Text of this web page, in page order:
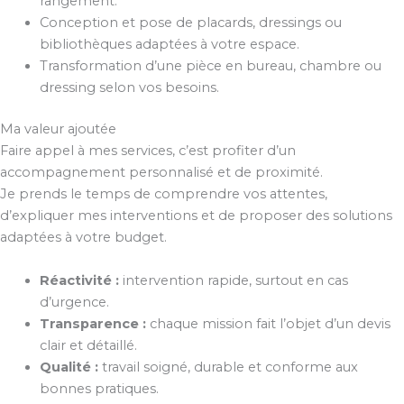
Conception et pose de placards, dressings ou
bibliothèques adaptées à votre espace.
Transformation d’une pièce en bureau, chambre ou
dressing selon vos besoins.
Ma valeur ajoutée
Faire appel à mes services, c’est profiter d’un
accompagnement personnalisé et de proximité.
Je prends le temps de comprendre vos attentes,
d’expliquer mes interventions et de proposer des solutions
adaptées à votre budget.
Réactivité :intervention rapide, surtout en cas
d’urgence.
Transparence :chaque mission fait l’objet d’un devis
clair et détaillé.
Qualité :travail soigné, durable et conforme aux
bonnes pratiques.